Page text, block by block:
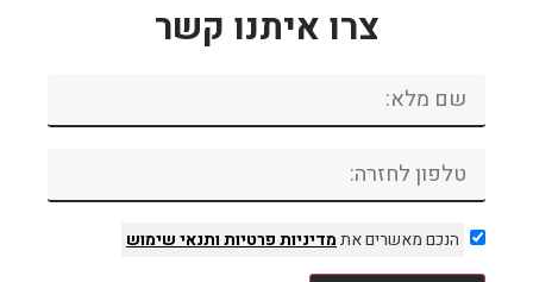
צרו איתנו קשר
הנכם מאשרים אתמדיניות פרטיותותנאי שימוש